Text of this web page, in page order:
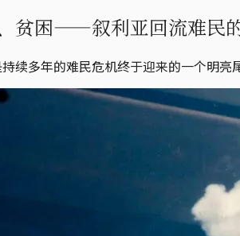
贫困——叙利亚回流难民
续多年的难民危机终于迎来的一个明